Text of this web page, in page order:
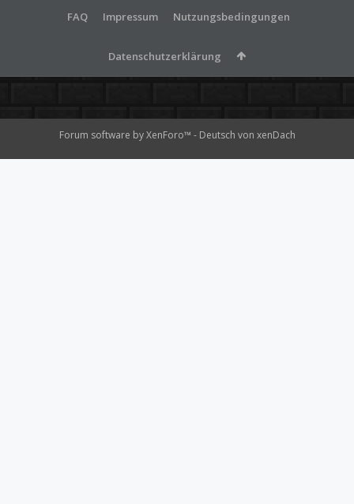
FAQ Impressum Nutzungsbedingungen
Datenschutzerklärung
Forum software by XenForo™ - Deutsch von xenDach